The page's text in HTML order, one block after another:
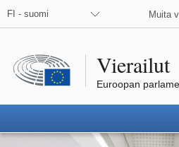
FI - suomi Muita
Vierailut
Euroopan
Euroopan parlamentti
käytettävissä olevat kielet